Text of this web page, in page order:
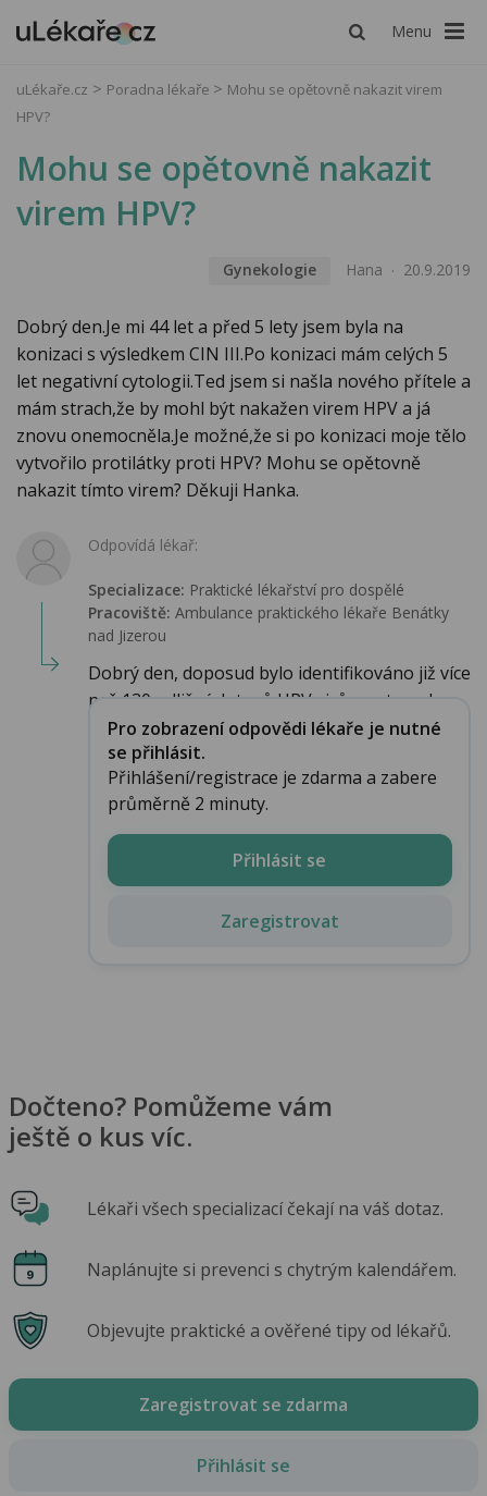
Menu
uLékaře.cz Poradna lékaře
Mohu se opětovně nakazit virem
HPV?
Mohu se opětovně nakazit
virem HPV?
Gynekologie Hana 20.9.2019
Dobrý den.Je mi 44 let a před 5 lety jsem byla na
konizaci s výsledkem CIN III.Po konizaci mám celých 5
let negativní cytologii.Ted jsem si našla nového přítele a
mám strach,že by mohl být nakažen virem HPV a já
znovu onemocněla.Je možné,že si po konizaci moje tělo
vytvořilo protilátky proti HPV? Mohu se opětovně
nakazit tímto virem? Děkuji Hanka.
Odpovídá lékař:
Specializace: Praktické lékařství pro dospělé
Pracoviště: Ambulance praktického lékaře Benátky
nad Jizerou
Dobrý den, doposud bylo identifikováno již více
než 130 odlišných typů HPV virů, proto nelz...
Pro zobrazení odpovědi lékaře je nutné
se přihlásit.
Přihlášení/registrace je zdarma a zabere
průměrně 2 minuty.
Přihlásit se
Zaregistrovat
Dočteno? Pomůžeme vám
ještě o kus víc.
Lékaři všech specializací čekají na váš dotaz.
Naplánujte si prevenci s chytrým kalendářem.
Objevujte praktické a ověřené tipy od lékařů.
Zaregistrovat se zdarma
Přihlásit se